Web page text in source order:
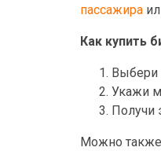
пассажира
Как купить
Выбери
Укажи
Получи
Можно